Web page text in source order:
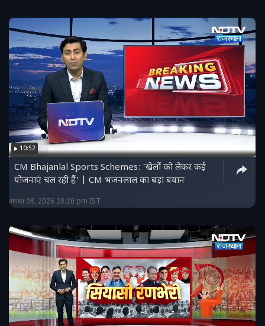
10:52
CM Bhajanlal Sports Schemes: 'खेलों को लेकर कई
योजनाएं चल रही हैं' | CM भजनलाल का बड़ा बयान
अगस्त 08, 2026 20:20 pm IST